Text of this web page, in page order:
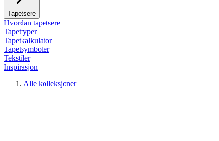
Tapetsere
Hvordan tapetsere
Tapettyper
Tapetkalkulator
Tapetsymboler
Tekstiler
Inspirasjon
Alle kolleksjoner